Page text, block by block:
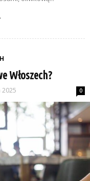
Włoszech?
2025 0